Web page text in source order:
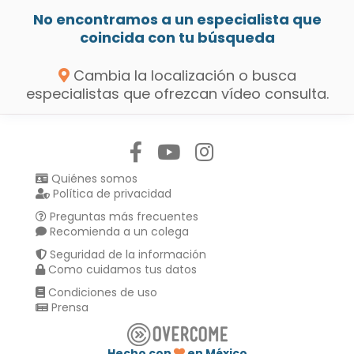
No encontramos a un especialista que
coincida con tu búsqueda
Cambia la localización o busca
especialistas que ofrezcan vídeo consulta.
Quiénes somos
Política de privacidad
Preguntas más frecuentes
Recomienda a un colega
Seguridad de la información
Como cuidamos tus datos
Condiciones de uso
Prensa